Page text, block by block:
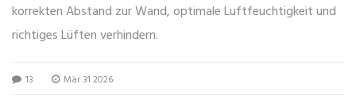
korrekten Abstand zur Wand, optimale Luftfeuchtigkeit und
richtiges Lüften verhindern.
13 Mär 31 2026